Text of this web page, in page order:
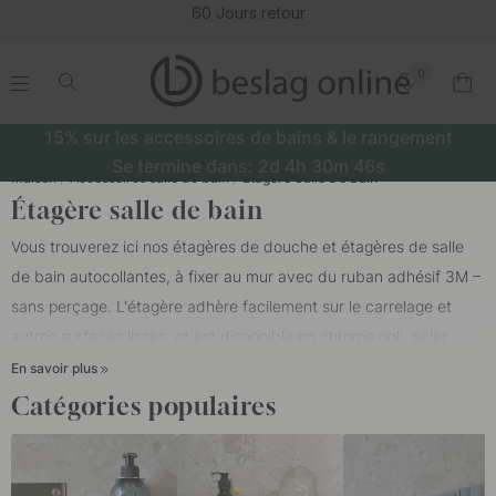
.
0
.
15% sur les accessoires de bains & le rangement
Se termine dans: 2d 4h 30m 45s
Maison Accessoires salle de bain Étagère Salle De Bain
Étagère salle de bain
Vous trouverez ici nos étagères de douche et étagères de salle
de bain autocollantes, à fixer au mur avec du ruban adhésif 3M –
sans perçage. L'étagère adhère facilement sur le carrelage et
inoxydable brossé et noir mat pour s'adapter à votre intérieur.
Choisissez une étagère droite ou une étagère d'angle pour un
rangement douche pratique qui garde shampoing, savon et
articles de toilette à portée de main. Avec nos tablettes de salle
de bain autocollantes, vous libérez de l'espace sans sacrifier le
En savoir plus
Catégories populaires